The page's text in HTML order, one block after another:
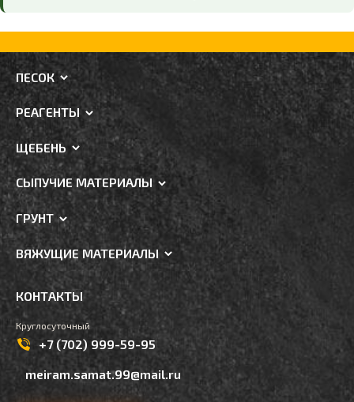
ПЕСОК
РЕАГЕНТЫ
ЩЕБЕНЬ
СЫПУЧИЕ МАТЕРИАЛЫ
ГРУНТ
ВЯЖУЩИЕ МАТЕРИАЛЫ
КОНТАКТЫ
Круглосуточный
+7 (702) 999-59-95
meiram.samat.99@mail.ru